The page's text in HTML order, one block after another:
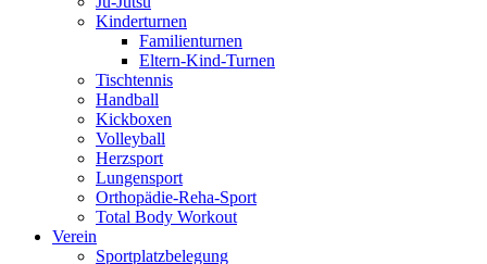
Kinderturnen
Familienturnen
Eltern-Kind-Turnen
Tischtennis
Handball
Kickboxen
Volleyball
Herzsport
Lungensport
Orthopädie-Reha-Sport
Total Body Workout
Verein
Sportplatzbelegung